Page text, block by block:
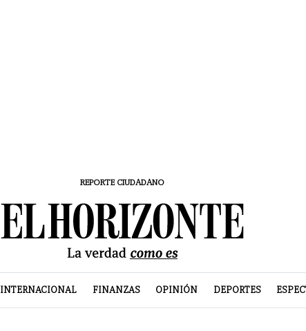
REPORTE CIUDADANO
INTERNACIONAL FINANZAS OPINIÓN DEPORTES